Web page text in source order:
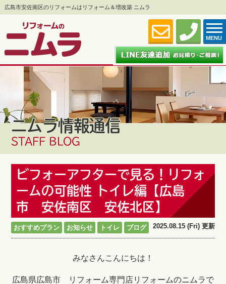
広島市安佐南区のリフォームはリフォーム＆増改築 ニムラ
MENU
ニムラ情報通信
STAFF BLOG
ビフォーアフターで見る！リフォ
ームの可能性 トイレ編【広島
市 安佐南区 安佐北区】
おすすめプラン お知らせ トイレ ブログ 2025.08.15 (Fri) 更新
みなさんこんにちは！
広島県広島市 リフォーム専門店リフォームのニムラで